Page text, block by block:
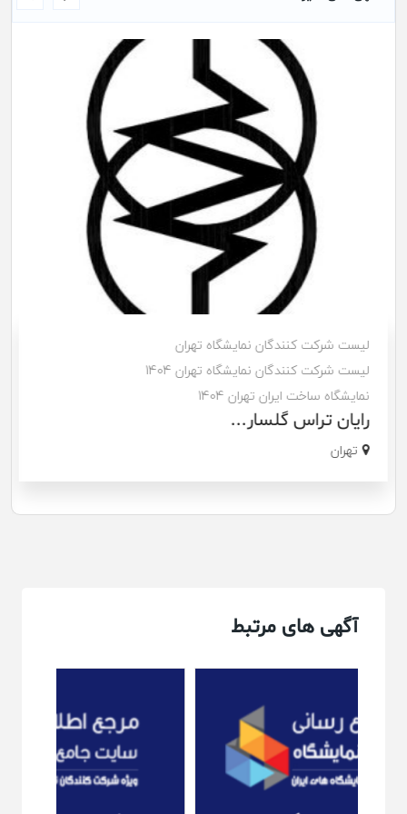
لیست شرکت کنندگان نمایشگاه تهران
لیست شرکت کنندگان نمایشگاه تهران 1404
نمایشگاه ساخت ایران تهران 1404
رایان تراس گلسار...
تهران
آگهی های مرتبط